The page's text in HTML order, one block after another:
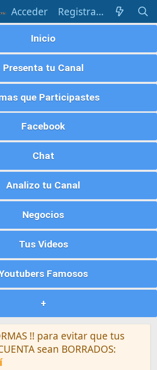
Acceder Registrarse
Inicio
Presenta tu Canal
que Participastes
Facebook
Chat
Analizo tu Canal
Negocios
Tus Videos
Famosos
+
!! para evitar que tus
sean BORRADOS: